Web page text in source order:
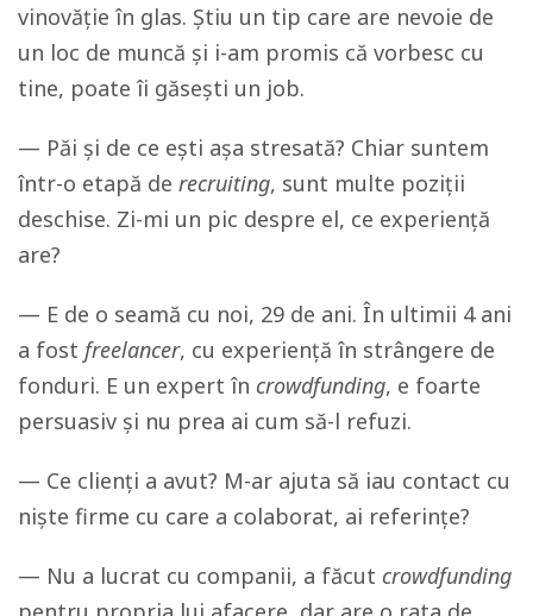
vinovăție în glas. Știu un tip care are nevoie de
un loc de muncă și i-am promis că vorbesc cu
tine, poate îi găsești un job.
— Păi și de ce ești așa stresată? Chiar suntem
într-o etapă de recruiting, sunt multe poziții
deschise. Zi-mi un pic despre el, ce experiență
are?
— E de o seamă cu noi, 29 de ani. În ultimii 4 ani
a fost freelancer, cu experiență în strângere de
fonduri. E un expert în crowdfunding, e foarte
persuasiv și nu prea ai cum să-l refuzi.
— Ce clienți a avut? M-ar ajuta să iau contact cu
niște firme cu care a colaborat, ai referințe?
— Nu a lucrat cu companii, a făcut crowdfunding